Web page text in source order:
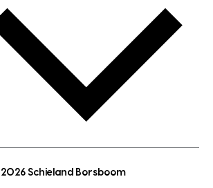
berekenen
aanmaken
dag
Schieland Borsboom